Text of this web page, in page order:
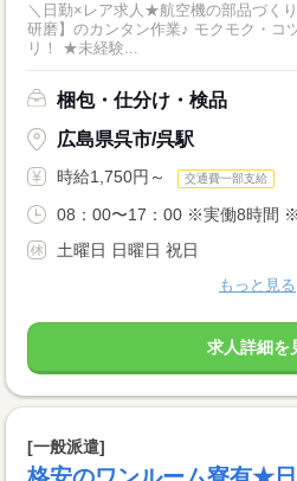
＼日勤×レア求人★航空機の部品づく
研磨】のカンタン作業♪ モクモク・コ
リ！ ★未経験...
梱包・仕分け・検品
広島県呉市/呉駅
時給1,750円～ 交通費一部支給
08：00〜17：00 ※実働8時間
土曜日 日曜日 祝日
もっと見る
求人詳細を
[一般派遣]